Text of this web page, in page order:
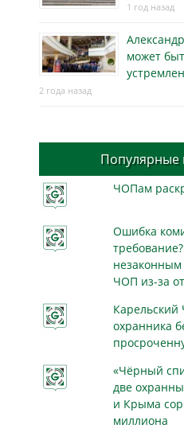
1 год назад
может
2 года назад
Популярные
ЧОПам
Ошибка
незаконным
ЧОП из-за
Карельский
охранника
«Чёрный
две
и Крыма
миллиона